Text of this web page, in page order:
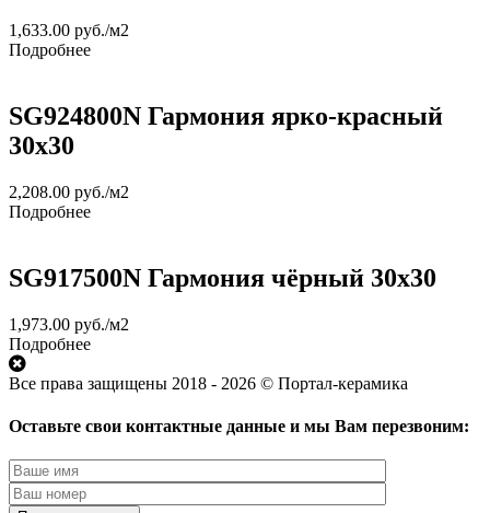
1,633.00 руб./м2
Подробнее
SG924800N Гармония ярко-красный
30х30
2,208.00 руб./м2
Подробнее
SG917500N Гармония чёрный 30х30
1,973.00 руб./м2
Подробнее
Все права защищены 2018 - 2026 © Портал-керамика
Оставьте свои контактные данные и мы Вам перезвоним: